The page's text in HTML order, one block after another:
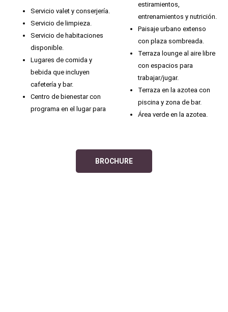
Servicio valet y conserjería.
Servicio de limpieza.
Servicio de habitaciones
disponible.
Lugares de comida y
bebida que incluyen
cafetería y bar.
Centro de bienestar con
programa en el lugar para
estiramientos,
entrenamientos y nutrición.
Paisaje urbano extenso
con plaza sombreada.
Terraza lounge al aire libre
con espacios para
trabajar/jugar.
Terraza en la azotea con
piscina y zona de bar.
Área verde en la azotea.
BROCHURE